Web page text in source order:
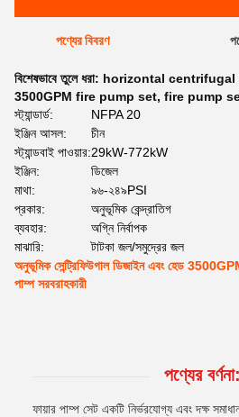
পণ্যের বিবরণ
বিশেষভাবে তুলে ধরা: horizontal centrifugal
3500GPM fire pump set, fire pump
স্ট্যান্ডার্ড:
NFPA 20
ইঞ্জিন আসল:
চীন
স্ট্যান্ডবাই পাওয়ার:29kW-772kW
ইঞ্জিন:
ডিজেল
মাথা:
৯৬-২৪৯PSI
প্রকার:
অনুভূমিক কেন্দ্রাতিগ
ব্যবহার:
অগ্নি নির্বাপক
মাঝারি:
টাটকা জল/সমুদ্রের জল
অনুভূমিক সেন্ট্রিফিউগাল ডিজাইন এবং হেড
পাম্প সরবরাহকারী
পণ্যের বর্ণনা:
ফায়ার পাম্প সেট একটি নির্ভরযোগ্য এবং দক্ষ